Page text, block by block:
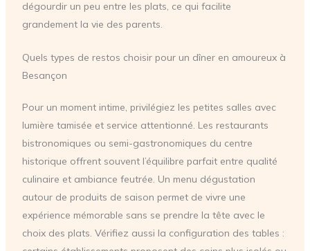
dégourdir un peu entre les plats, ce qui facilite
grandement la vie des parents.
Quels types de restos choisir pour un dîner en amoureux à
Besançon
Pour un moment intime, privilégiez les petites salles avec
lumière tamisée et service attentionné. Les restaurants
bistronomiques ou semi-gastronomiques du centre
historique offrent souvent l’équilibre parfait entre qualité
culinaire et ambiance feutrée. Un menu dégustation
autour de produits de saison permet de vivre une
expérience mémorable sans se prendre la tête avec le
choix des plats. Vérifiez aussi la configuration des tables :